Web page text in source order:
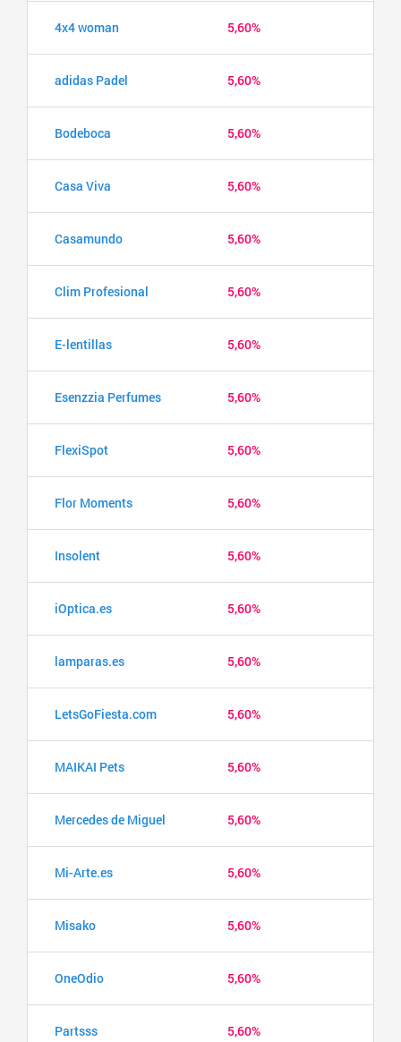
4x4 woman 5,60%
adidas Padel 5,60%
Bodeboca 5,60%
Casa Viva 5,60%
Casamundo 5,60%
Clim Profesional 5,60%
E-lentillas 5,60%
Esenzzia Perfumes 5,60%
FlexiSpot 5,60%
Flor Moments 5,60%
Insolent 5,60%
iOptica.es 5,60%
lamparas.es 5,60%
LetsGoFiesta.com 5,60%
MAIKAI Pets 5,60%
Mercedes de Miguel 5,60%
Mi-Arte.es 5,60%
Misako 5,60%
OneOdio 5,60%
Partsss 5,60%